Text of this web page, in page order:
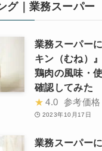
グ｜業務スーパー
業務スーパー
キン（むね）
鶏肉の風味・
確認してみた
★ 4.0 参考価格
2023年10月17日
業務スーパー